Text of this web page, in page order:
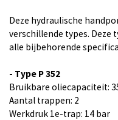
Deze hydraulische
verschillende types. Deze
alle bijbehorende
- Type P 352
Bruikbare oliecapaciteit:
Aantal trappen: 2
Werkdruk 1e-trap: 14 bar